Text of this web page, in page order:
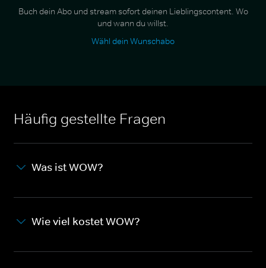
Buch dein Abo und stream sofort deinen Lieblingscontent. Wo
und wann du willst.
Wähl dein Wunschabo
Häufig gestellte Fragen
Was ist WOW?
Wie viel kostet WOW?